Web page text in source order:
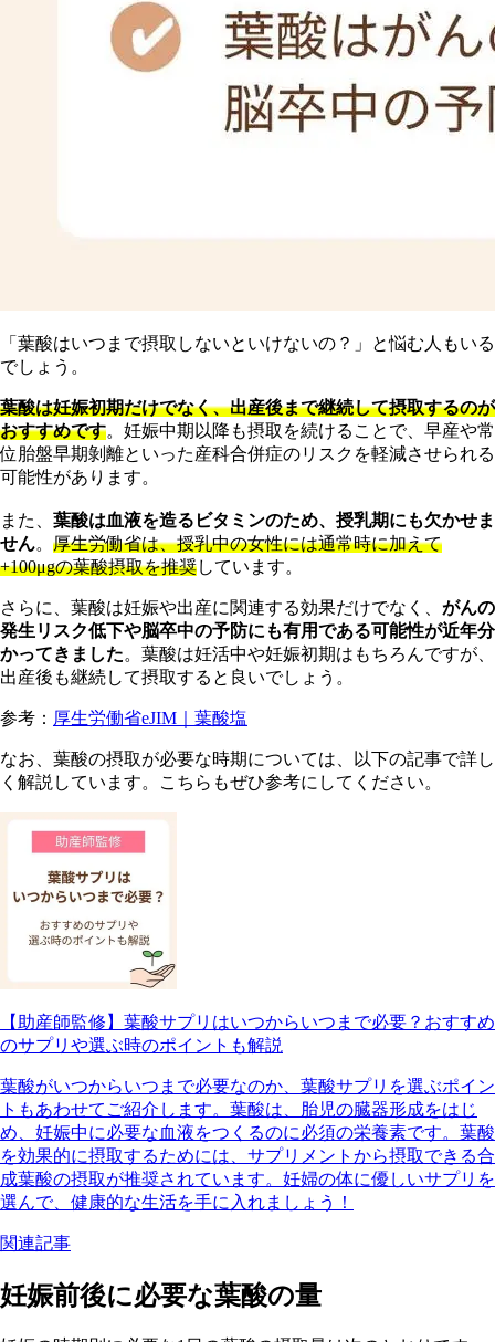
「葉酸はいつまで摂取しないといけないの？」と悩む人もいる
でしょう。
葉酸は妊娠初期だけでなく、出産後まで継続して摂取するのが
おすすめです。妊娠中期以降も摂取を続けることで、早産や常
位胎盤早期剝離といった産科合併症のリスクを軽減させられる
可能性があります。
また、 葉酸は血液を造るビタミンのため、授乳期にも欠かせま
せん。 厚生労働省は、授乳中の女性には通常時に加えて
+100μgの葉酸摂取を推奨しています。
さらに、葉酸は妊娠や出産に関連する効果だけでなく、 がんの
発生リスク低下や脳卒中の予防にも有用である可能性が近年分
かってきました。葉酸は妊活中や妊娠初期はもちろんですが、
出産後も継続して摂取すると良いでしょう。
参考： 厚生労働省eJIM｜葉酸塩
なお、葉酸の摂取が必要な時期については、以下の記事で詳し
く解説しています。こちらもぜひ参考にしてください。
【助産師監修】葉酸サプリはいつからいつまで必要？おすすめ
のサプリや選ぶ時のポイントも解説
葉酸がいつからいつまで必要なのか、葉酸サプリを選ぶポイン
トもあわせてご紹介します。葉酸は、胎児の臓器形成をはじ
め、妊娠中に必要な血液をつくるのに必須の栄養素です。葉酸
を効果的に摂取するためには、サプリメントから摂取できる合
成葉酸の摂取が推奨されています。妊婦の体に優しいサプリを
選んで、健康的な生活を手に入れましょう！
関連記事
妊娠前後に必要な葉酸の量